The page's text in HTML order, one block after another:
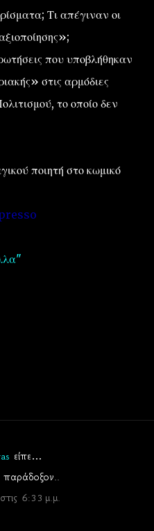
Τι απέγιναν οι
που υποβλήθηκαν
στις αρμόδιες
το οποίο δεν
ποιητή στο κωμικό
είπε…
6:33 μ.μ.